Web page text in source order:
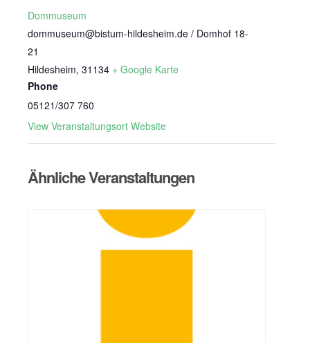
Dommuseum
dommuseum@bistum-hildesheim.de / Domhof 18-
21
Hildesheim, 31134 + Google Karte
Phone
05121/307 760
View Veranstaltungsort Website
Ähnliche Veranstaltungen